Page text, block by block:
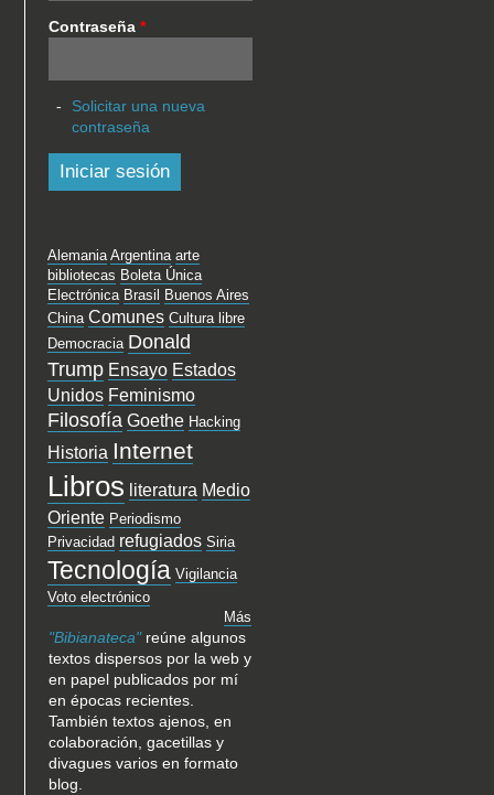
Contraseña*
Solicitar una nueva
contraseña
Alemania Argentina arte
bibliotecas Boleta Única
Electrónica Brasil
Buenos Aires
China Comunes Cultura libre
Democracia Donald
Trump Ensayo Estados
Unidos Feminismo
Filosofía Goethe Hacking
Historia Internet
Libros literatura Medio
Oriente Periodismo
Privacidad refugiados Siria
Tecnología Vigilancia
Voto electrónico
Más
"Bibianateca"reúne algunos
textos dispersos por la web y
en papel publicados por mí
en épocas recientes.
También textos ajenos, en
colaboración, gacetillas y
divagues varios en formato
blog.